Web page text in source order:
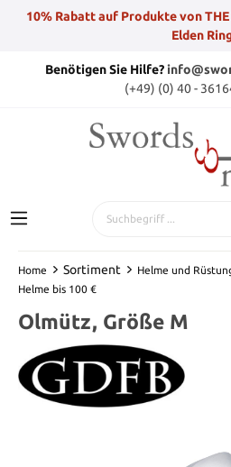
10% Rabatt auf Produkte von THE
Elden
Benötigen Sie Hilfe?
(+49) (0) 40 -
Home Sortiment Helme und
Helme bis 100 €
Olmütz, Größe M